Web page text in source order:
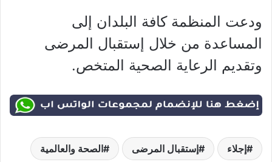
ودعت المنظمة كافة البلدان إلى
المساعدة من خلال إستقبال المرضى
وتقديم الرعاية الصحية المتخص.
إجلاء إستقبال المرضى الصحة والعالمية